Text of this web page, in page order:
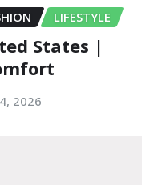
LIFESTYLE
States |
2026